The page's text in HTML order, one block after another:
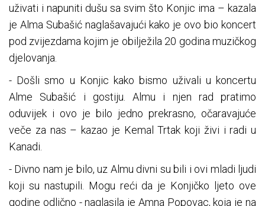
uživati i napuniti dušu sa svim što Konjic ima – kazala
je Alma Subašić naglašavajući kako je ovo bio koncert
pod zvijezdama kojim je obilježila 20 godina muzičkog
djelovanja.
- Došli smo u Konjic kako bismo uživali u koncertu
Alme Subašić i gostiju. Almu i njen rad pratimo
oduvijek i ovo je bilo jedno prekrasno, očaravajuće
veče za nas – kazao je Kemal Trtak koji živi i radi u
Kanadi.
- Divno nam je bilo, uz Almu divni su bili i ovi mladi ljudi
koji su nastupili. Mogu reći da je Konjičko ljeto ove
godine odlično - naglasila je Amna Popovac, koja je na